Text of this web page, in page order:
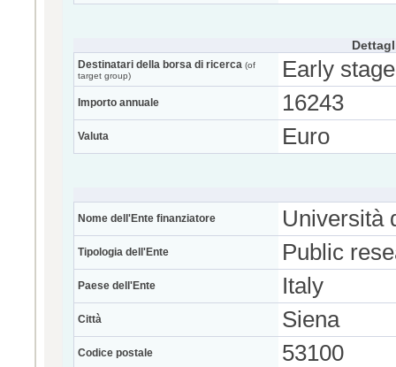
Destinatari della borsa di ricerca (of
target group)
Early
Importo annuale 16243
Valuta Euro
Nome dell'Ente finanziatore Università
Tipologia dell'Ente Public
Paese dell'Ente Italy
Città Siena
Codice postale 53100